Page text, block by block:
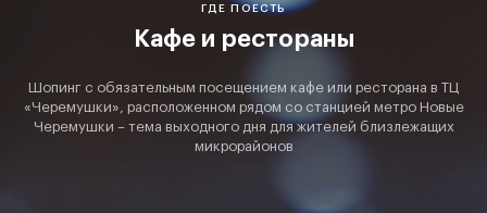
ГДЕ ПОЕСТЬ
Кафе и рестораны
Шопинг с обязательным посещением кафе или ресторана в ТЦ
«Черемушки», расположенном рядом со станцией метро Новые
Черемушки – тема выходного дня для жителей близлежащих
микрорайонов